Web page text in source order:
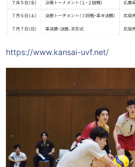
https://www.kansai-uvf.net/